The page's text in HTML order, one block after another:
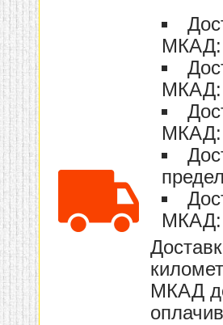
МКАД:
МКАД:
МКАД:
МКАД:
МКАД